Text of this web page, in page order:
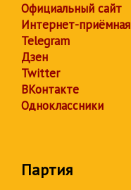
Официальный сайт
Интернет-приёмная
Telegram
Дзен
Twitter
ВКонтакте
Одноклассники
Партия